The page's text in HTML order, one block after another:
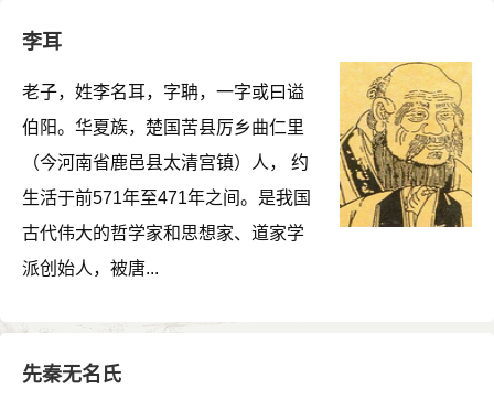
李耳
老子，姓李名耳，字聃，一字或曰谥
伯阳。华夏族，楚国苦县厉乡曲仁里
（今河南省鹿邑县太清宫镇）人， 约
生活于前571年至471年之间。是我国
古代伟大的哲学家和思想家、道家学
派创始人，被唐...
先秦无名氏